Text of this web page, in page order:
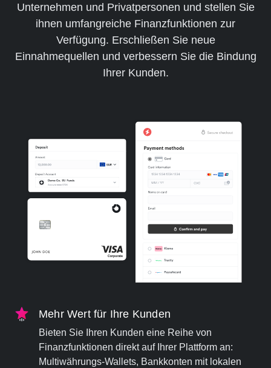
Unternehmen und Privatpersonen und stellen Sie
ihnen umfangreiche Finanzfunktionen zur
Verfügung. Erschließen Sie neue
Einnahmequellen und verbessern Sie die Bindung
Ihrer Kunden.
Mehr Wert für Ihre Kunden
Bieten Sie Ihren Kunden eine Reihe von
Finanzfunktionen direkt auf Ihrer Plattform an:
Multiwährungs-Wallets, Bankkonten mit lokalen